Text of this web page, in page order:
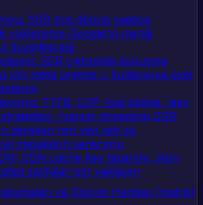
SSR boş dönüp sadece
yüklenince Google’ın içeriği
düzeltileceği
SSR çıktısında konuşma
için meta üretme + kullanıcıya özel
TTFB, LCP, kod bölme, lazy
(varsa) streaming SSR
gereken min veri seti vs.
mesajların senkronu
CDN cache key tasarımı, Vary
sayfalar için yaklaşım
ve Çözüm Haritası (matris)